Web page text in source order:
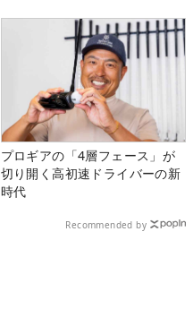
プロギアの「4層フェース」が
切り開く高初速ドライバーの新
時代
Recommended by